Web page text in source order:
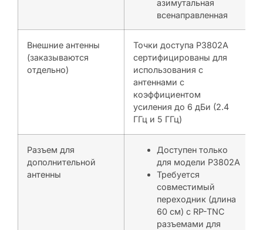
азимутальная
всенаправленная
Внешние антенны
(заказываются
отдельно)
Точки доступа P3802A
сертифицированы для
использования с
антеннами с
коэффициентом
усиления до 6 дБи (2.4
ГГц и 5 ГГц)
Разъем для
дополнительной
антенны
Доступен только
для модели P3802A
Требуется
совместимый
переходник (длина
60 см) с RP-TNC
разъемами для